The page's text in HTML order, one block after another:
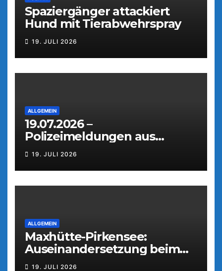
Spaziergänger attackiert
Hund mit Tierabwehrspray
19. JULI 2026
ALLGEMEIN
19.07.2026 –
Polizeimeldungen aus
Weiden
19. JULI 2026
ALLGEMEIN
Maxhütte-Pirkensee:
Auseinandersetzung beim
Parkfest
19. JULI 2026